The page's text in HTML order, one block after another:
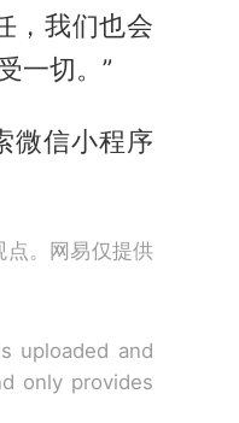
，我们也会
一切。”
微信小程序
点。网易仅提供
uploaded and
only provides